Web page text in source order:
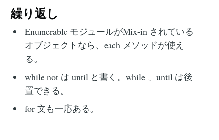
繰り返し
Enumerable モジュールがMix-in されている
オブジェクトなら、each メソッドが使え
る。
while not は until と書く。while 、until は後
置できる。
for 文も一応ある。